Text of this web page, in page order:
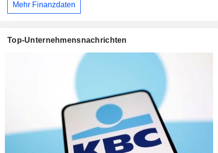
Mehr Finanzdaten
Top-Unternehmensnachrichten